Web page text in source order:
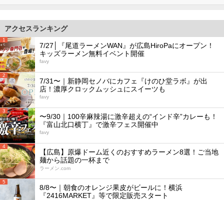
アクセスランキング
1
7/27│『尾道ラーメンWAN』が広島HiroPaにオープン！
キッズラーメン無料イベント開催
favy
2
7/31〜｜新静岡セノバにカフェ『けのひ堂ラボ』が出
店！濃厚クロックムッシュにスイーツも
favy
3
〜9/30｜100辛麻辣湯に激辛超えの“インド辛”カレーも！
『富山北口横丁』で激辛フェス開催中
favy
4
【広島】原爆ドーム近くのおすすめラーメン8選！ご当地
麺から話題の一杯まで
ラーメン.com
5
8/8〜｜朝食のオレンジ果皮がビールに！横浜
『2416MARKET』等で限定販売スタート